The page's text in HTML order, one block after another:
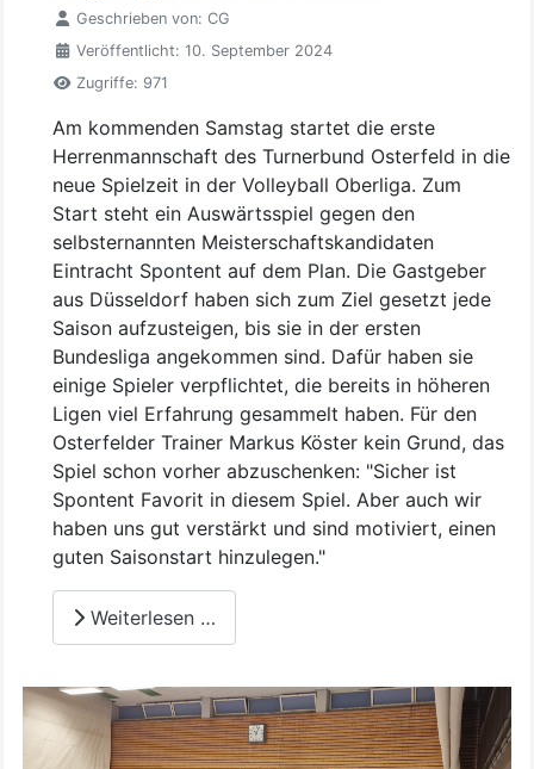
Geschrieben von: CG
Veröffentlicht: 10. September 2024
Zugriffe: 971
Am kommenden Samstag startet die erste
Herrenmannschaft des Turnerbund Osterfeld in die
neue Spielzeit in der Volleyball Oberliga. Zum
Start steht ein Auswärtsspiel gegen den
selbsternannten Meisterschaftskandidaten
Eintracht Spontent auf dem Plan. Die Gastgeber
aus Düsseldorf haben sich zum Ziel gesetzt jede
Saison aufzusteigen, bis sie in der ersten
Bundesliga angekommen sind. Dafür haben sie
einige Spieler verpflichtet, die bereits in höheren
Ligen viel Erfahrung gesammelt haben. Für den
Osterfelder Trainer Markus Köster kein Grund, das
Spiel schon vorher abzuschenken: "Sicher ist
Spontent Favorit in diesem Spiel. Aber auch wir
haben uns gut verstärkt und sind motiviert, einen
guten Saisonstart hinzulegen."
Weiterlesen …